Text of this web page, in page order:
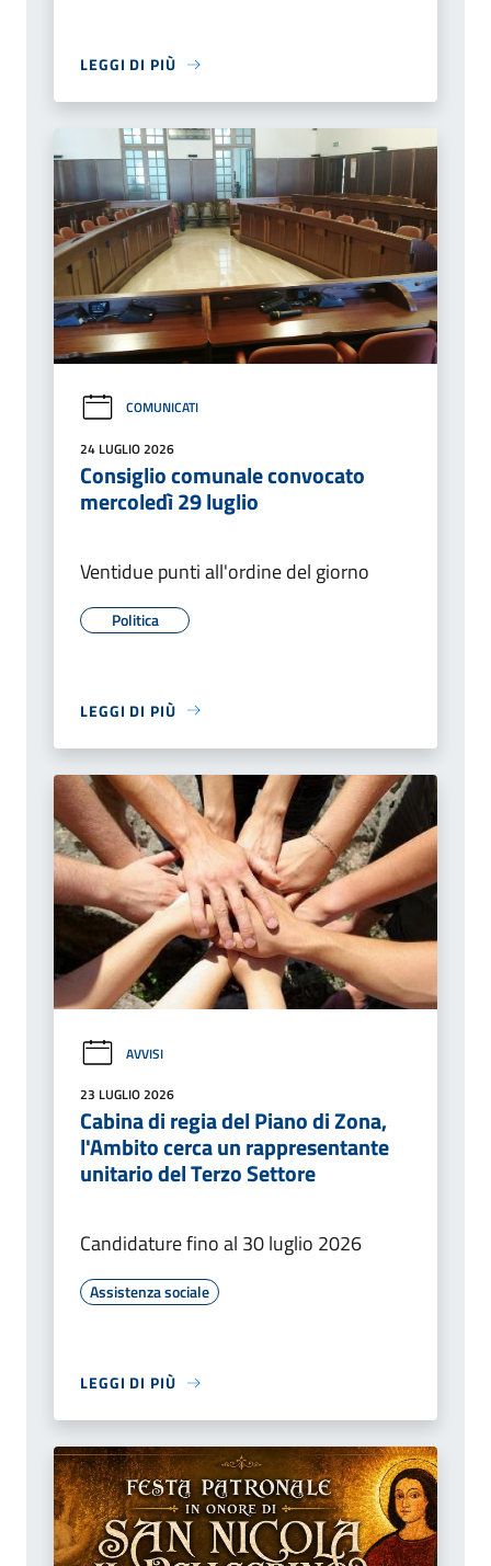
LEGGI DI PIÙ
COMUNICATI
24 LUGLIO 2026
Consiglio comunale convocato
mercoledì 29 luglio
Ventidue punti all'ordine del giorno
Politica
LEGGI DI PIÙ
AVVISI
23 LUGLIO 2026
Cabina di regia del Piano di Zona,
l'Ambito cerca un rappresentante
unitario del Terzo Settore
Candidature fino al 30 luglio 2026
Assistenza sociale
LEGGI DI PIÙ